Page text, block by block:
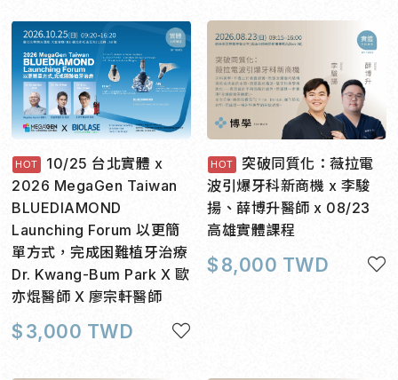
10/25 台北實體 x
2026 MegaGen Taiwan
BLUEDIAMOND
Launching Forum 以更簡
單方式，完成困難植牙治療
Dr. Kwang-Bum Park X 歐
亦焜醫師 X 廖宗軒醫師
$ 3,000 TWD
突破同質化：薇拉電
波引爆牙科新商機 x 李駿
揚、薛博升醫師 x 08/23
高雄實體課程
$ 8,000 TWD